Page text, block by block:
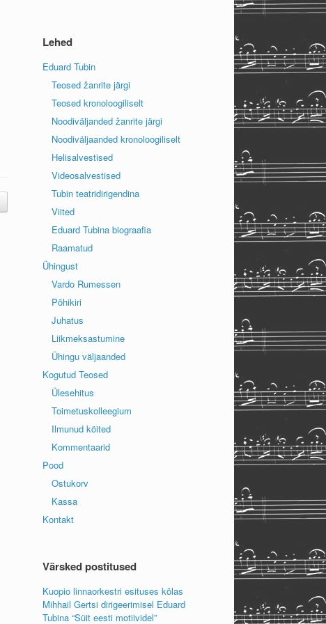
Lehed
Eduard Tubin
Teosed žanrite järgi
Teosed kronoloogiliselt
Noodiväljanded žanrite järgi
Noodiväljaanded kronoloogiliselt
Helisalvestised
Videosalvestised
Tubin teatridirigendina
Viited
Eduard Tubina biograafia
Raamatud
Ühingust
Vardo Rumessen
Põhikiri
Juhatus
Liikmeksastumine
Ühingu väljaanded
Kogutud Teosed
Ülesehitus
Toimetuskolleegium
Ilmunud köited
Kommentaarid
Pood
Ostukorv
Kassa
Kontakt
Värsked postitused
Kuopio linnaorkestri esituses kõlas
Mihhail Gertsi dirigeerimisel Eduard
Tubina “Süit eesti motiividel”